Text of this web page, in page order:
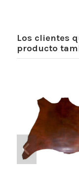
Los clientes
producto